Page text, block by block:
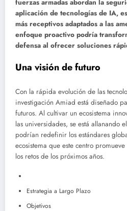
fuerzas armadas abordan la
aplicación de tecnologías de IA,
más receptivos adaptados a las
enfoque proactivo podría
defensa al ofrecer soluciones
Una visión de futuro
Con la rápida evolución de las
investigación Amiad está diseñado
futuros. Al cultivar un ecosistema
las universidades, se está allanando
podrían redefinir los estándares
ecosistema que este centro
los retos de los próximos años.
Estrategia a Largo Plazo
Objetivos